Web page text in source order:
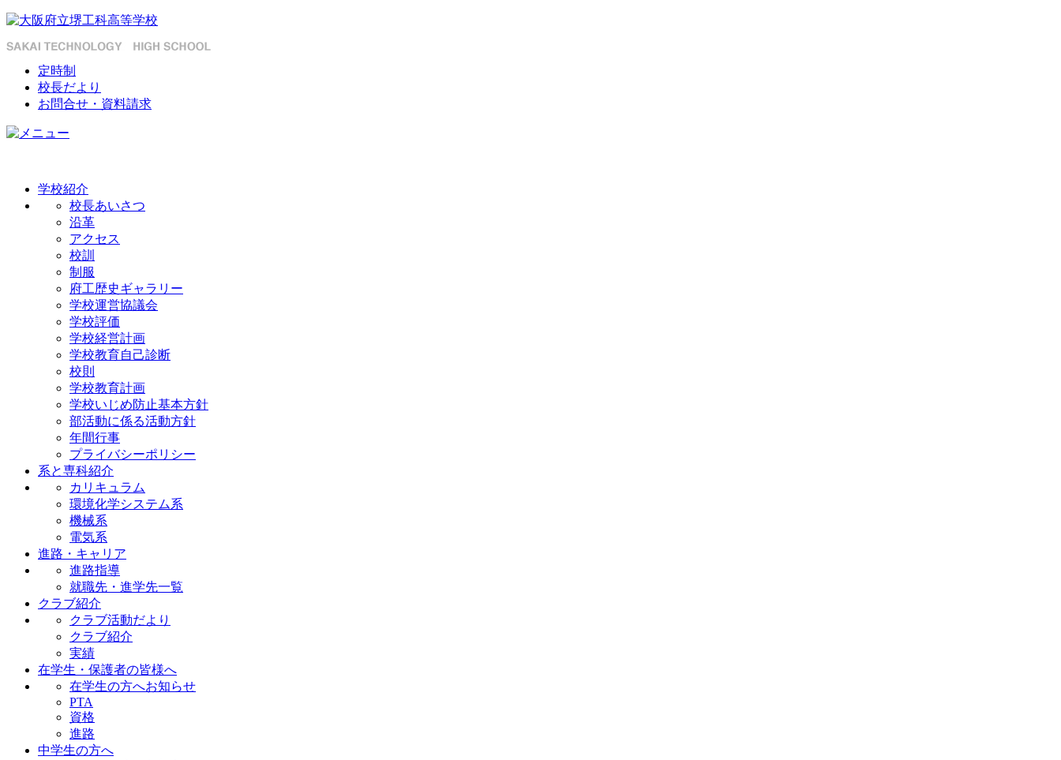
定時制
校長だより
お問合せ・資料請求
学校紹介
校長あいさつ
沿革
アクセス
校訓
制服
府工歴史ギャラリー
学校運営協議会
学校評価
学校経営計画
学校教育自己診断
校則
学校教育計画
学校いじめ防止基本方針
部活動に係る活動方針
年間行事
プライバシーポリシー
系と専科紹介
カリキュラム
環境化学システム系
機械系
電気系
進路・キャリア
進路指導
就職先・進学先一覧
クラブ紹介
クラブ活動だより
クラブ紹介
実績
在学生・保護者の皆様へ
在学生の方へお知らせ
PTA
資格
進路
中学生の方へ